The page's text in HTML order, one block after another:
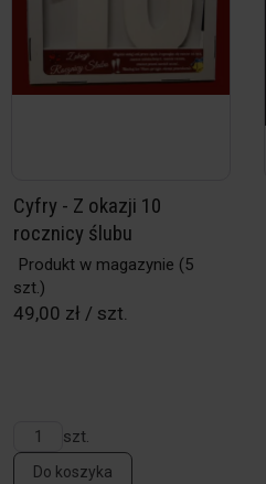
Cyfry - Z okazji 10
rocznicy ślubu
Produkt w magazynie (5
szt.)
49,00 zł / szt.
szt.
Do koszyka